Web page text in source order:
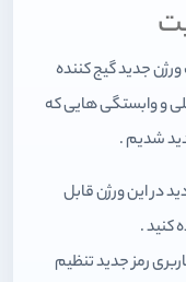
جدید گیج کننده
و وابستگی هایی که
شدیم .
در این ورژن قابل
کنید .
رمز جدید تنظیم